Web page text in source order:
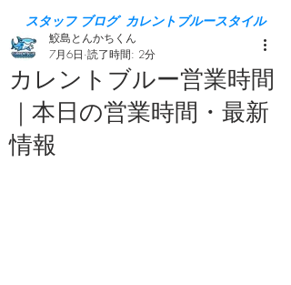
スタッフ ブログ カレントブルースタイル
カレントブルー営業時間
｜本日の営業時間・最新
情報
鮫島とんかちくん
7月6日 読了時間: 2分